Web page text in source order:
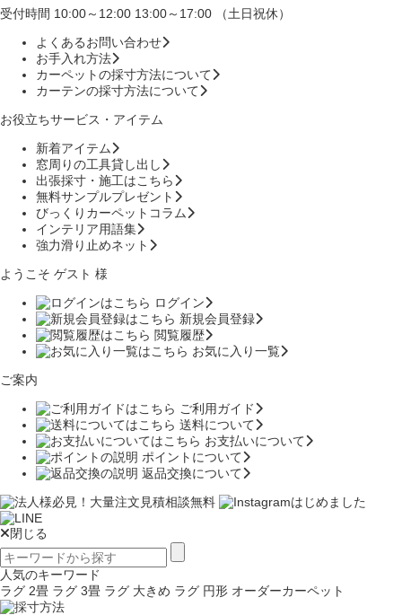
受付時間 10:00～12:00 13:00～17:00 （土日祝休）
よくあるお問い合わせ
お手入れ方法
カーペットの採寸方法について
カーテンの採寸方法について
お役立ちサービス・アイテム
新着アイテム
窓周りの工具貸し出し
出張採寸・施工はこちら
無料サンプルプレゼント
びっくりカーペットコラム
インテリア用語集
強力滑り止めネット
ようこそ ゲスト 様
ログイン
新規会員登録
閲覧履歴
お気に入り一覧
ご案内
ご利用ガイド
送料について
お支払いについて
ポイントについて
返品交換について
閉じる
人気のキーワード
ラグ 2畳 ラグ 3畳 ラグ 大きめ ラグ 円形 オーダーカーペット